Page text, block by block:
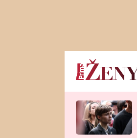
Horoskopy
HOROSKOP NA